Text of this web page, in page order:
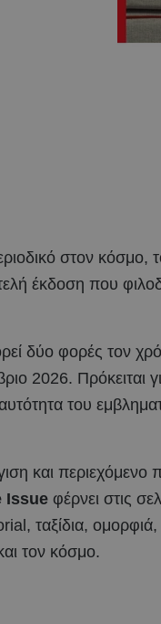
στον κόσμο,
έκδοση που
δύο φορές τον
2026. Πρόκειται
του
και περιεχόμενο
Issue φέρνει στις
ταξίδια, ομορφιά,
τον κόσμο.